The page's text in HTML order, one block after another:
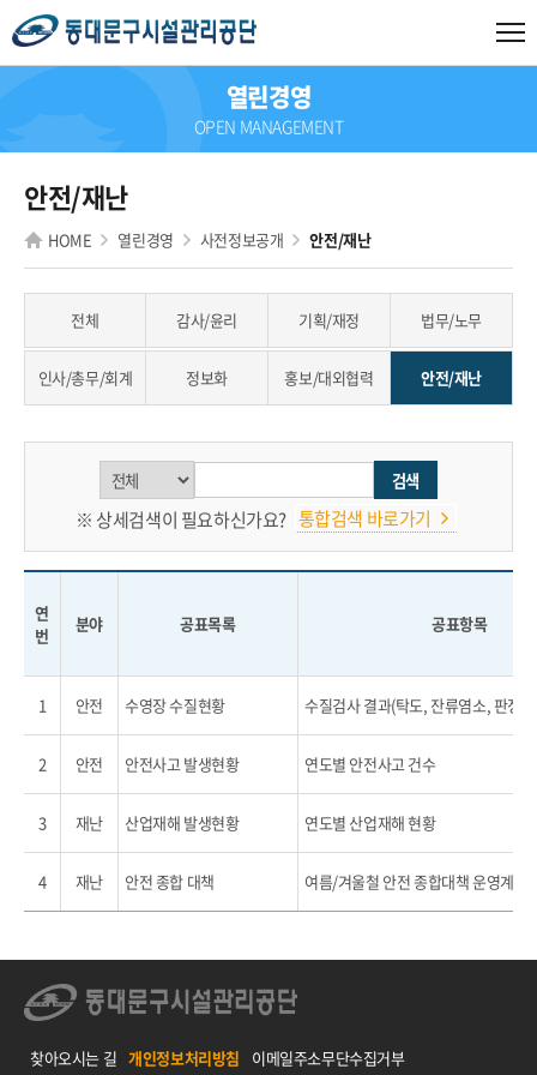
열린경영
OPEN MANAGEMENT
안전/재난
HOME 열린경영 사전정보공개 안전/재난
전체 감사/윤리 기획/재정 법무/노무
인사/총무/회계 정보화 홍보/대외협력 안전/재난
검색
※ 상세검색이 필요하신가요? 통합검색 바로가기
연
번
분야 공표목록 공표항목
1 안전 수영장 수질현황 수질검사 결과(탁도, 잔류염소, 판정
2 안전 안전사고 발생현황 연도별 안전사고 건수
3 재난 산업재해 발생현황 연도별 산업재해 현황
4 재난 안전 종합 대책 여름/겨울철 안전 종합대책 운영계획
찾아오시는 길 개인정보처리방침 이메일주소무단수집거부